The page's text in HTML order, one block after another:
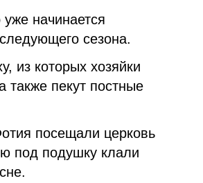
начинается
сезона.
из которых хозяйки
также пекут постные
посещали церковь
под подушку клали